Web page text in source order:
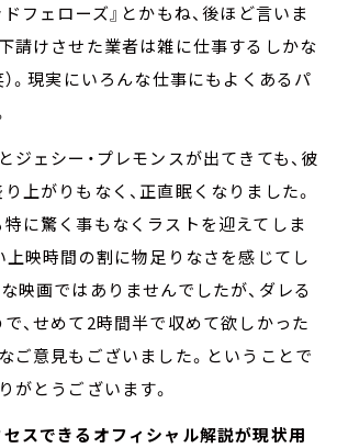
ドフェローズ』とかもね、後ほど言いま
請けさせた業者は雑に仕事するしかな
）。現実にいろんな仕事にもよくあるパ
ェシー・プレモンスが出てきても、彼
上がりもなく、正直眠くなりました。
に驚く事もなくラストを迎えてしま
上映時間の割に物足りなさを感じてし
映画ではありませんでしたが、ダレる
、せめて2時間半で収めて欲しかった
ご意見もございました。ということで
がとうございます。
スできるオフィシャル解説が現状用